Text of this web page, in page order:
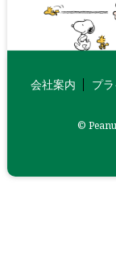
会社案内 プ
©